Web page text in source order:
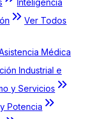
Inteligencia
Ver Todos
Médica
Industrial e
y Servicios
Potencia